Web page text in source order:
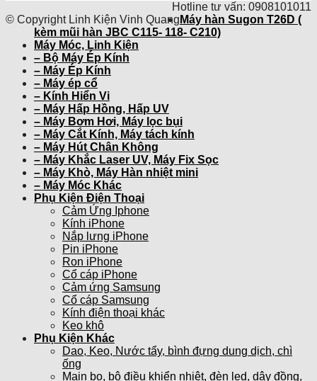
Hotline tư vấn: 0908101011
© Copyright Linh Kiện Vinh Quang Máy hàn Sugon T26D (
kèm mũi hàn JBC C115- 118- C210)
Máy Móc, Linh Kiện
– Bộ Máy Ép Kính
– Máy Ép Kính
– Máy ép cổ
– Kính Hiển Vi
– Máy Hấp Hồng, Hấp UV
– Máy Bơm Hơi, Máy lọc bụi
– Máy Cắt Kính, Máy tách kính
– Máy Hút Chân Không
– Máy Khắc Laser UV, Máy Fix Sọc
– Máy Khò, Máy Hàn nhiệt mini
– Máy Móc Khác
Phụ Kiện Điện Thoại
Cảm Ứng Iphone
Kính iPhone
Nắp lưng iPhone
Pin iPhone
Ron iPhone
Cổ cáp iPhone
Cảm ứng Samsung
Cổ cáp Samsung
Kính điện thoại khác
Keo khô
Phụ Kiện Khác
Dao, Keo, Nước tẩy, bình đựng dung dịch, chì
ống
Main bo, bộ điều khiển nhiệt, đèn led, dây đồng,